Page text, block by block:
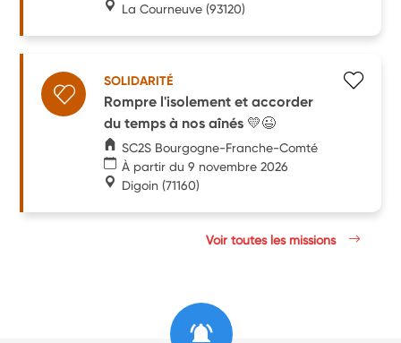
La Courneuve (93120)
SOLIDARITÉ
Rompre l'isolement et accorder
du temps à nos aînés 💛😉
SC2S Bourgogne-Franche-Comté
À partir du 9 novembre 2026
Digoin (71160)
Voir toutes les missions